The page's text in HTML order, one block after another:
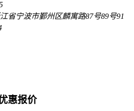
省宁波市鄞州区麟寓路87号89号91
惠报价